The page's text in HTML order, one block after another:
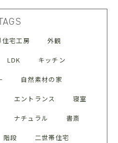
住宅工房 外観
LDK キッチン
自然素材の家
エントランス 寝室
ナチュラル 書斎
階段 二世帯住宅